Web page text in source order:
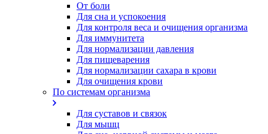
От боли
Для сна и успокоения
Для контроля веса и очищения организма
Для иммунитета
Для нормализации давления
Для пищеварения
Для нормализации сахара в крови
Для очищения крови
По системам организма
Для суставов и связок
Для мышц